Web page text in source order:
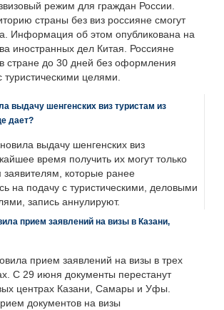
режим для граждан России.
страны без виз россияне смогут
Информация об этом опубликована на
иностранных дел Китая. Россияне
в стране до 30 дней без оформления
туристическими целями.
выдачу шенгенских виз туристам из
дает?
выдачу шенгенских виз
время получить их могут только
которые ранее
на подачу с туристическими, деловыми
запись аннулируют.
прием заявлений на визы в Казани,
прием заявлений на визы в трех
С 29 июня документы перестанут
центрах Казани, Самары и Уфы.
документов на визы